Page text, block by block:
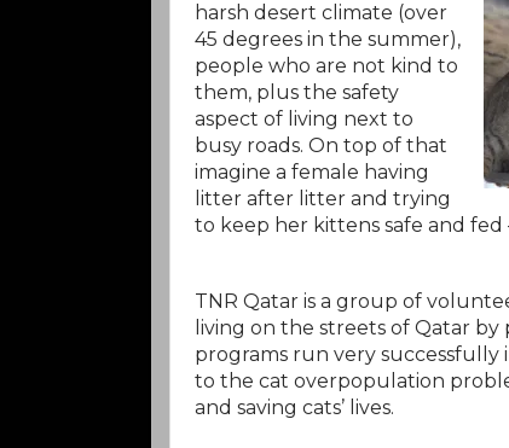
harsh desert climate (over
45 degrees in the summer),
people who are not kind to
them, plus the safety
aspect of living next to
busy roads. On top of that
imagine a female having
litter after litter and trying
to keep her kittens safe and
TNR Qatar is a group of
living on the streets of Qatar by
programs run very successfully
to the cat overpopulation
and saving cats’ lives.